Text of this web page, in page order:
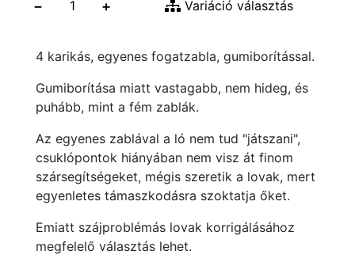
− + Variáció választás
4 karikás, egyenes fogatzabla, gumiborítással.
Gumiborítása miatt vastagabb, nem hideg, és
puhább, mint a fém zablák.
Az egyenes zablával a ló nem tud "játszani",
csuklópontok hiányában nem visz át finom
szársegítségeket, mégis szeretik a lovak, mert
egyenletes támaszkodásra szoktatja őket.
Emiatt szájproblémás lovak korrigálásához
megfelelő választás lehet.